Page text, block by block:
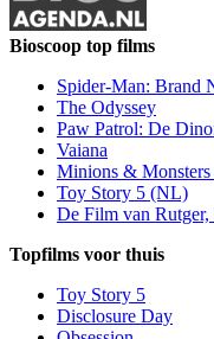
Bioscoop top films
Spider-Man: Brand
The Odyssey
Paw Patrol: De
Vaiana
Minions &
Toy Story 5 (NL)
De Film van Rutger,
Topfilms voor thuis
Toy Story 5
Disclosure Day